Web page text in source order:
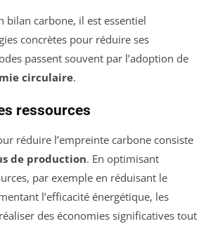
bilan carbone, il est essentiel
concrètes pour réduire ses
passent souvent par l’adoption de
circulaire.
ressources
réduire l’empreinte carbone consiste
de production. En optimisant
par exemple en réduisant le
l’efficacité énergétique, les
des économies significatives tout